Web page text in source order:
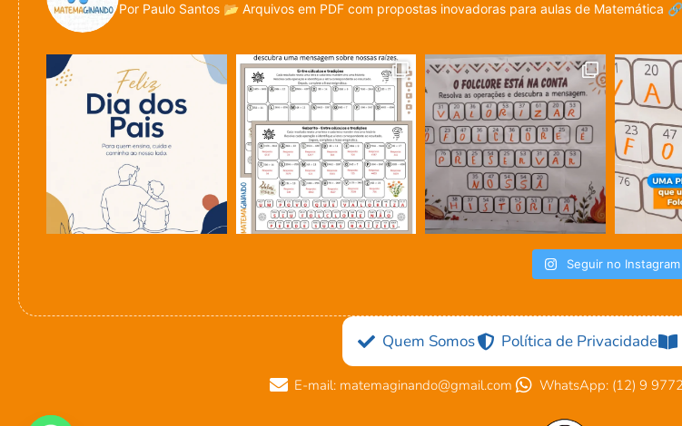
Por Paulo Santos 📂 Arquivos em PDF com propostas inovadoras para aulas de Matemática
Seguir no Instagram
Quem Somos Política de Privacidade
E-mail: matemaginando@gmail.com WhatsApp: (12) 9